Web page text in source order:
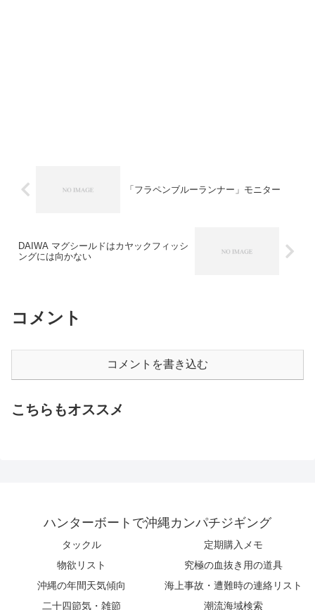
「フラペンブルーランナー」モニター
DAIWA マグシールドはカヤックフィッシ
ングには向かない
コメント
コメントを書き込む
こちらもオススメ
ハンターボートで沖縄カンパチジギング
タックル
定期購入メモ
物欲リスト
究極の血抜き用の道具
沖縄の年間天気傾向
海上事故・遭難時の連絡リスト
二十四節気・雑節
潮流海域検索